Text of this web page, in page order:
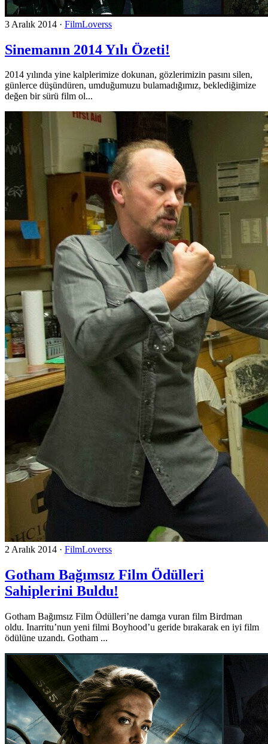
3 Aralık 2014 · FilmLoverss
Sinemanın 2014 Yılı Özeti!
2014 yılında yine kalplerimize dokunan, gözlerimizin pasını silen,
günlerce düşündüren, umduğumuzu bulamadığımız, beklediğimize
değen bir sürü film ol...
2 Aralık 2014 · FilmLoverss
Gotham Bağımsız Film Ödülleri
Sahiplerini Buldu!
Gotham Bağımsız Film Ödülleri’ne damga vuran film Birdman
oldu. Inarritu’nun yeni filmi Boyhood’u geride bırakarak en iyi film
ödülüne uzandı. Gotham ...